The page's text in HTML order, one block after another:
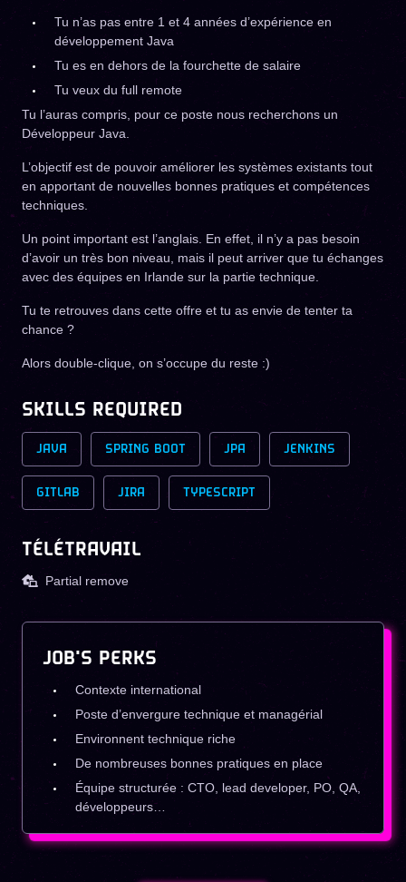
Tu n’as pas entre 1 et 4 années d’expérience en
développement Java
Tu es en dehors de la fourchette de salaire
Tu veux du full remote
Tu l’auras compris, pour ce poste nous recherchons un
Développeur Java.
L’objectif est de pouvoir améliorer les systèmes existants tout
en apportant de nouvelles bonnes pratiques et compétences
techniques.
Un point important est l’anglais. En effet, il n’y a pas besoin
d’avoir un très bon niveau, mais il peut arriver que tu échanges
avec des équipes en Irlande sur la partie technique.
Tu te retrouves dans cette offre et tu as envie de tenter ta
chance ?
Alors double-clique, on s’occupe du reste :)
SKILLS REQUIRED
JAVA SPRING BOOT JPA JENKINS
GITLAB JIRA TYPESCRIPT
TÉLÉTRAVAIL
Partial remove
JOB'S PERKS
Contexte international
Poste d’envergure technique et managérial
Environnent technique riche
De nombreuses bonnes pratiques en place
Équipe structurée : CTO, lead developer, PO, QA,
développeurs…